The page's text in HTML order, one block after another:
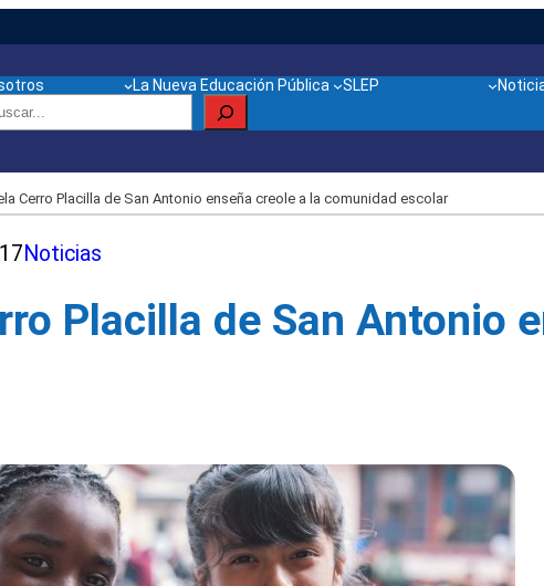
La Nueva Educación Pública SLEP
Cerro Placilla de San Antonio enseña creole a la comunidad escolar
Noticias
Placilla de San Antonio